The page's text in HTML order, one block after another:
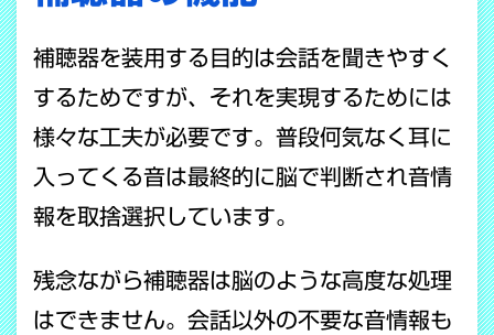
補聴器を装用する目的は会話を聞きやすく
するためですが、それを実現するためには
様々な工夫が必要です。普段何気なく耳に
入ってくる音は最終的に脳で判断され音情
報を取捨選択しています。
残念ながら補聴器は脳のような高度な処理
はできません。会話以外の不要な音情報も